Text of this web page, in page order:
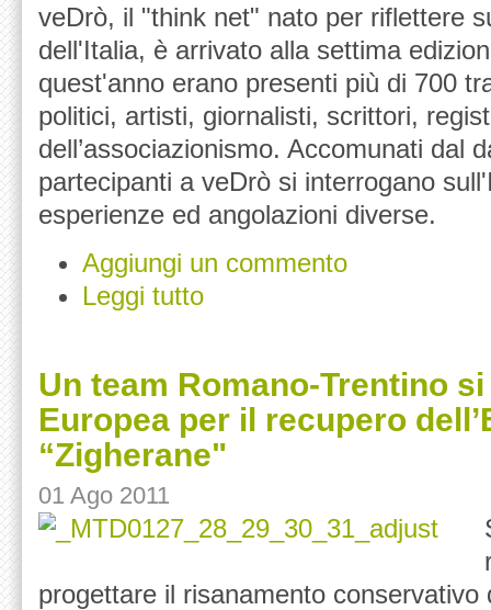
veDrò, il "think net" nato per riflettere
dell'Italia, è arrivato alla settima
quest'anno erano presenti più di 700
politici, artisti, giornalisti, scrittori,
dell’associazionismo. Accomunati dal
partecipanti a veDrò si interrogano
esperienze ed angolazioni diverse.
Aggiungi un commento
Leggi tutto
Un team Romano-Trentino
Europea per il recupero
“Zigherane"
01 Ago 2011
progettare il risanamento conservativo